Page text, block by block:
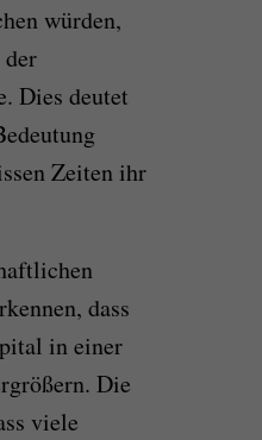
würden,
Dies deutet
Zeiten ihr
dass
in einer
Die
viele